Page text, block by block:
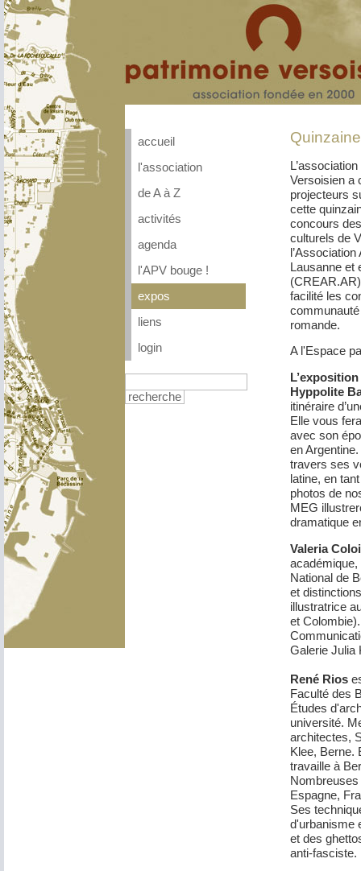
accueil
l'association
de A à Z
activités
agenda
l'APV bouge !
expos
liens
login
recherche
Versoisien a
projecteurs
cette
concours
culturels de
Lausanne et
facilité les
romande.
A l'Espace
Hyppolite
itinéraire
Elle vous
avec son
en
travers ses
latine, en
photos de
MEG
dramatique
Valeria
académique,
National de
et
illustratrice
et
Galerie Julia
René Rios
Faculté des
Études
université.
architectes,
Klee, Berne.
travaille à
Espagne,
Ses
d'urbanisme
et des
anti-fasciste.